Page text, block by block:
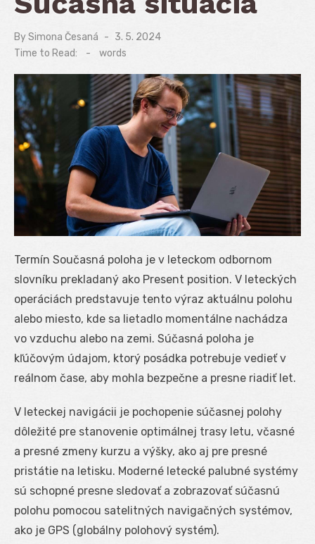
BySimona Česaná
Posted
on
3. 5. 2024
Time to Read:
- words
Termín Současná poloha je v leteckom odbornom
slovníku prekladaný ako Present position. V leteckých
operáciách predstavuje tento výraz aktuálnu polohu
alebo miesto, kde sa lietadlo momentálne nachádza
vo vzduchu alebo na zemi. Súčasná poloha je
kľúčovým údajom, ktorý posádka potrebuje vedieť v
reálnom čase, aby mohla bezpečne a presne riadiť let.
V leteckej navigácii je pochopenie súčasnej polohy
dôležité pre stanovenie optimálnej trasy letu, včasné
a presné zmeny kurzu a výšky, ako aj pre presné
pristátie na letisku. Moderné letecké palubné systémy
sú schopné presne sledovať a zobrazovať súčasnú
polohu pomocou satelitných navigačných systémov,
ako je GPS (globálny polohový systém).